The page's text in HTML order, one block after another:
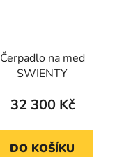
Čerpadlo na med
SWIENTY
32 300 Kč
DO KOŠÍKU